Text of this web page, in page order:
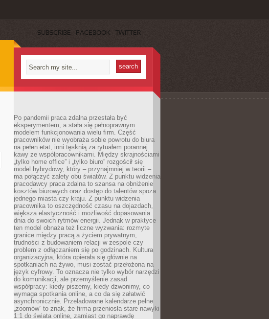
SUBSCRIBE FACEBOOK TWITTER
Po pandemii praca zdalna przestała być
eksperymentem, a stała się pełnoprawnym
modelem funkcjonowania wielu firm. Część
pracowników nie wyobraża sobie powrotu do biura
na pełen etat, inni tęsknią za rytuałem porannej
kawy ze współpracownikami. Między skrajnościami
„tylko home office” i „tylko biuro” rozgościł się
model hybrydowy, który – przynajmniej w teorii –
ma połączyć zalety obu światów. Z punktu widzenia
pracodawcy praca zdalna to szansa na obniżenie
kosztów biurowych oraz dostęp do talentów spoza
jednego miasta czy kraju. Z punktu widzenia
pracownika to oszczędność czasu na dojazdach,
większa elastyczność i możliwość dopasowania
dnia do swoich rytmów energii. Jednak w praktyce
ten model obnaża też liczne wyzwania: rozmyte
granice między pracą a życiem prywatnym,
trudności z budowaniem relacji w zespole czy
problem z odłączaniem się po godzinach. Kultura
organizacyjna, która opierała się głównie na
spotkaniach na żywo, musi zostać przełożona na
język cyfrowy. To oznacza nie tylko wybór narzędzi
do komunikacji, ale przemyślenie zasad
współpracy: kiedy piszemy, kiedy dzwonimy, co
wymaga spotkania online, a co da się załatwić
asynchronicznie. Przeładowane kalendarze pełne
„zoomów” to znak, że firma przeniosła stare nawyki
1:1 do świata online, zamiast go naprawdę